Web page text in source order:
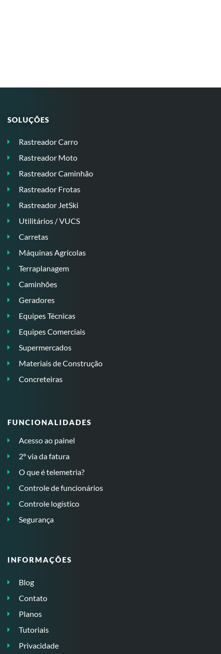
SOLUÇÕES
Rastreador Carro
Rastreador Moto
Rastreador Caminhão
Rastreador Frotas
Rastreador JetSki
Utilitários / VUCS
Carretas
Máquinas Agrícolas
Terraplanagem
Caminhões
Geradores
Equipes Técnicas
Equipes Comerciais
Supermercados
Materiais de Construção
Concreteiras
FUNCIONALIDADES
Acesso ao painel
2º via da fatura
O que é telemetria?
Controle de funcionários
Controle logístico
Segurança
INFORMAÇÕES
Blog
Contato
Planos
Tutoriais
Privacidade